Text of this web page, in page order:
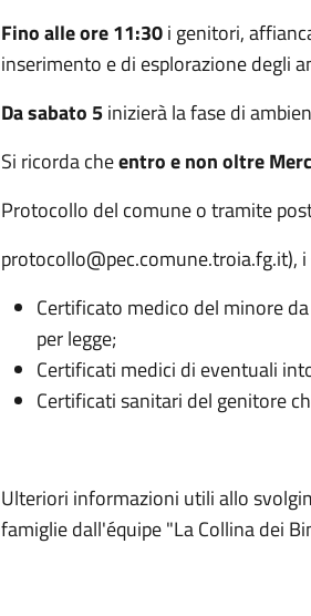
Fino alle ore 11:30i genitori,
inserimento e di esplorazione degli
Da sabato 5inizierà la fase di
Si ricorda cheentro e non oltre
Protocollo del comune o tramite
protocollo@pec.comune.troia.fg.it),
Certificato medico del minore
per legge;
Certificati medici di eventuali
Certificati sanitari del genitore
Ulteriori informazioni utili allo
famiglie dall'équipe "La Collina dei